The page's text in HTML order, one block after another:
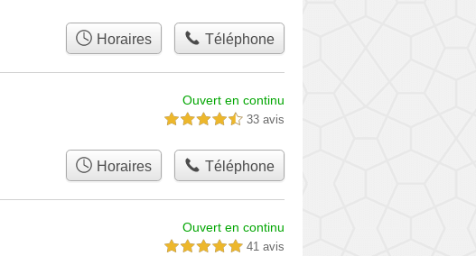
Horaires Téléphone
Ouvert en continu
4,5 étoiles sur 5 33 avis
Horaires Téléphone
Ouvert en continu
5,0 étoiles sur 5 41 avis